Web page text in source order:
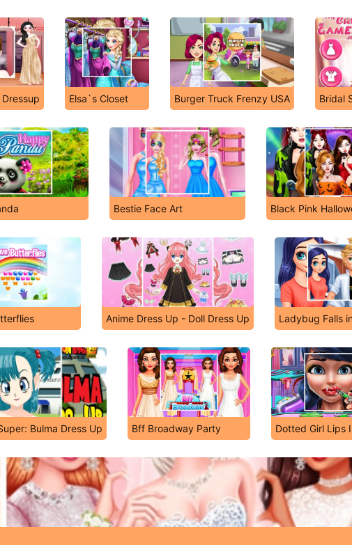
Elsa`s Closet Burger Truck Frenzy USA Bridal
Bestie Face Art Black Pink
Anime Dress Up - Doll Dress Up Ladybug Falls
Bulma Dress Up Bff Broadway Party Dotted Girl Lips